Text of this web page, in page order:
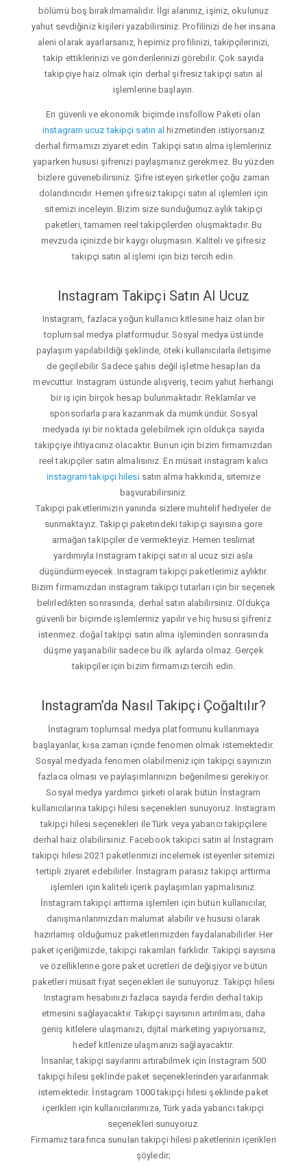
bölümü boş bırakılmamalıdır. İlgi alanınız, işiniz, okulunuz
yahut sevdiğiniz kişileri yazabilirsiniz. Profilinizi de her insana
aleni olarak ayarlarsanız, hepimiz profilinizi, takipçilerinizi,
takip ettiklerinizi ve gönderilerinizi görebilir. Çok sayıda
takipçiye haiz olmak için derhal şifresiz takipçi satın al
işlemlerine başlayın.
En güvenli ve ekonomik biçimde insfollow Paketi olan
instagram ucuz takipçi satın al hizmetinden istiyorsanız
derhal firmamızı ziyaret edin. Takipçi satın alma işlemleriniz
yaparken hususi şifrenizi paylaşmanız gerekmez. Bu yüzden
bizlere güvenebilirsiniz. Şifre isteyen şirketler çoğu zaman
dolandırıcıdır. Hemen şifresiz takipçi satın al işlemleri için
sitemizi inceleyin. Bizim size sunduğumuz aylık takipçi
paketleri, tamamen reel takipçilerden oluşmaktadır. Bu
mevzuda içinizde bir kaygı oluşmasın. Kaliteli ve şifresiz
takipçi satın al işlemi için bizi tercih edin.
Instagram Takipçi Satın Al Ucuz
Instagram, fazlaca yoğun kullanıcı kitlesine haiz olan bir
toplumsal medya platformudur. Sosyal medya üstünde
paylaşım yapılabildiği şeklinde, öteki kullanıcılarla iletişime
de geçilebilir. Sadece şahıs değil işletme hesapları da
mevcuttur. Instagram üstünde alışveriş, tecim yahut herhangi
bir iş için birçok hesap bulunmaktadır. Reklamlar ve
sponsorlarla para kazanmak da mümkündür. Sosyal
medyada iyi bir noktada gelebilmek için oldukça sayıda
takipçiye ihtiyacınız olacaktır. Bunun için bizim firmamızdan
reel takipçiler satın almalısınız. En müsait instagram kalıcı
instagram takipçi hilesisatın alma hakkında, sitemize
başvurabilirsiniz.
Takipçi paketlerimizin yanında sizlere muhtelif hediyeler de
sunmaktayız. Takipçi paketindeki takipçi sayısına gore
armağan takipçiler de vermekteyiz. Hemen teslimat
yardımıyla Instagram takipçi satın al ucuz sizi asla
düşündürmeyecek. Instagram takipçi paketlerimiz aylıktır.
Bizim firmamızdan instagram takipçi tutarları için bir seçenek
belirledikten sonrasında, derhal satın alabilirsiniz. Oldukça
güvenli bir biçimde işlemleriniz yapılır ve hiç hususi şifreniz
istenmez. doğal takipçi satın alma işleminden sonrasında
düşme yaşanabilir sadece bu ilk aylarda olmaz. Gerçek
takipçiler için bizim firmamızı tercih edin.
Instagram’da Nasıl Takipçi Çoğaltılır?
İnstagram toplumsal medya platformunu kullanmaya
başlayanlar, kısa zaman içinde fenomen olmak istemektedir.
Sosyal medyada fenomen olabilmeniz için takipçi sayınızın
fazlaca olması ve paylaşımlarınızın beğenilmesi gerekiyor.
Sosyal medya yardımcı şirketi olarak bütün İnstagram
kullanıcılarına takipçi hilesi seçenekleri sunuyoruz. Instagram
takipçi hilesi seçenekleri ile Türk veya yabancı takipçilere
derhal haiz olabilirsiniz. Facebook takipci satin al İnstagram
takipçi hilesi 2021 paketlerimizi incelemek isteyenler sitemizi
tertipli ziyaret edebilirler. İnstagram parasız takipçi arttırma
işlemleri için kaliteli içerik paylaşımları yapmalısınız.
İnstagram takipçi arttirma işlemleri için bütün kullanıcılar,
danışmanlarımızdan malumat alabilir ve hususi olarak
hazırlamış olduğumuz paketlerimizden faydalanabilirler. Her
paket içeriğimizde, takipçi rakamları farklıdır. Takipçi sayısına
ve özelliklerine gore paket ücretleri de değişiyor ve bütün
paketleri müsait fiyat seçenekleri ile sunuyoruz. Takipçi hilesi
Instagram hesabınızı fazlaca sayıda ferdin derhal takip
etmesini sağlayacaktır. Takipçi sayısının artırılması, daha
geniş kitlelere ulaşmanızı, dijital marketing yapıyorsanız,
hedef kitlenize ulaşmanızı sağlayacaktır.
İnsanlar, takipçi sayılarını artırabilmek için İnstagram 500
takipçi hilesi şeklinde paket seçeneklerinden yararlanmak
istemektedir. İnstagram 1000 takipçi hilesi şeklinde paket
içerikleri için kullanıcılarımıza, Türk yada yabancı takipçi
seçenekleri sunuyoruz.
Firmamız tarafınca sunulan takipçi hilesi paketlerinin içerikleri
şöyledir;